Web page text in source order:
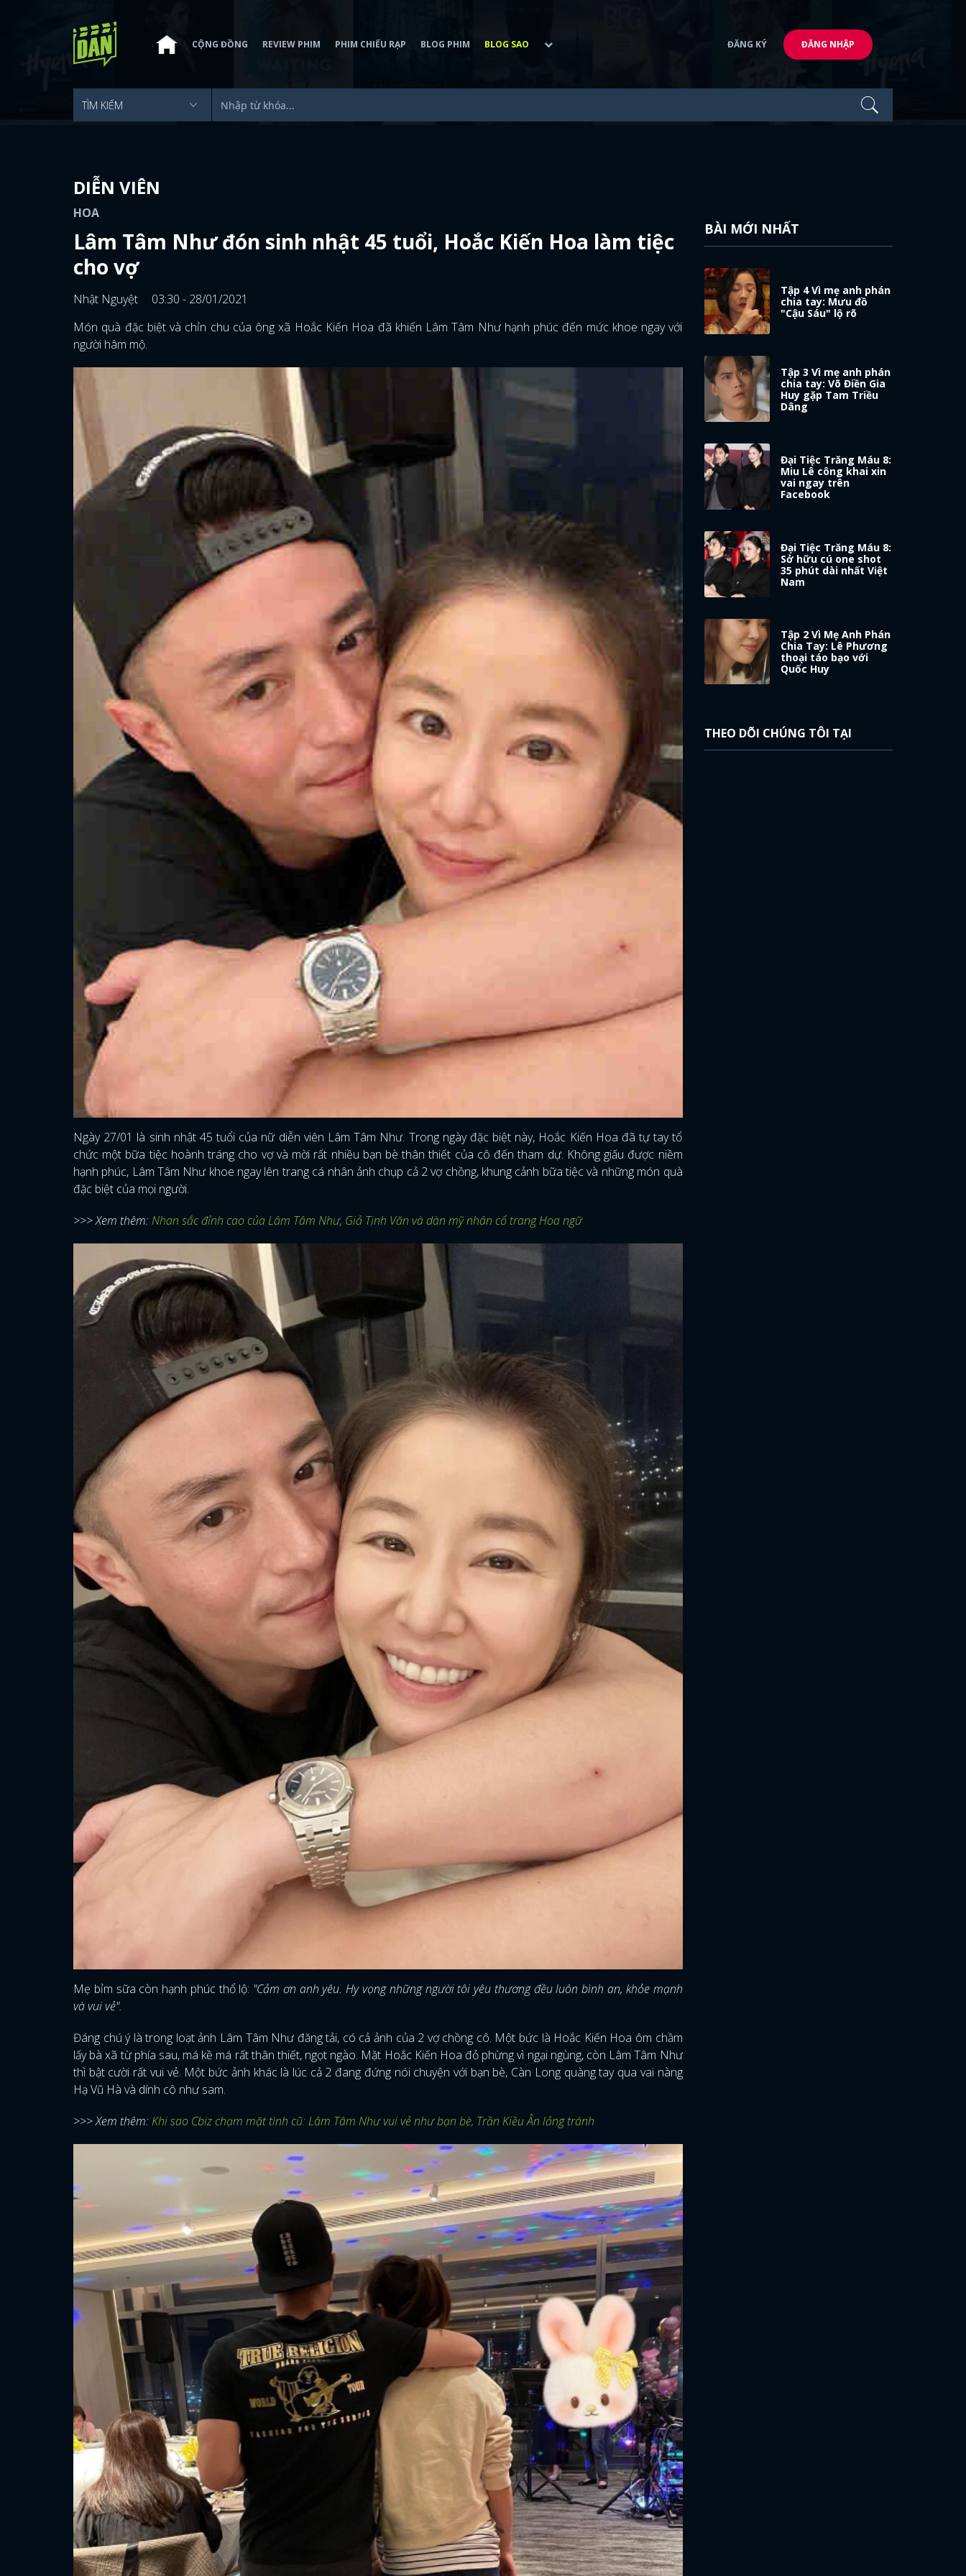
ĐĂNG NHẬP
FACEBOOK GOOGLE
CỘNG ĐỒNG REVIEW PHIM PHIM CHIẾU RẠP BLOG PHIM BLOG SAO ĐĂNG KÝ ĐĂNG NHẬP
DIỄN VIÊN
HOA
Lâm Tâm Như đón sinh nhật 45 tuổi, Hoắc Kiến Hoa làm tiệc
cho vợ
Nhật Nguyệt
03:30 - 28/01/2021
Món quà đặc biệt và chỉn chu của ông xã Hoắc Kiến Hoa đã khiến Lâm Tâm Như hạnh phúc đến mức khoe ngay với
người hâm mộ.
Ngày 27/01 là sinh nhật 45 tuổi của nữ diễn viên Lâm Tâm Như. Trong ngày đặc biệt này, Hoắc Kiến Hoa đã tự tay tổ
chức một bữa tiệc hoành tráng cho vợ và mời rất nhiều bạn bè thân thiết của cô đến tham dự. Không giấu được niềm
hạnh phúc, Lâm Tâm Như khoe ngay lên trang cá nhân ảnh chụp cả 2 vợ chồng, khung cảnh bữa tiệc và những món quà
đặc biệt của mọi người.
>>> Xem thêm:Nhan sắc đỉnh cao của Lâm Tâm Như, Giả Tịnh Văn và dàn mỹ nhân cổ trang Hoa ngữ
Mẹ bỉm sữa còn hạnh phúc thổ lộ: "Cảm ơn anh yêu. Hy vọng những người tôi yêu thương đều luôn bình an, khỏe mạnh
và vui vẻ".
Đáng chú ý là trong loạt ảnh Lâm Tâm Như đăng tải, có cả ảnh của 2 vợ chồng cô. Một bức là Hoắc Kiến Hoa ôm chầm
lấy bà xã từ phía sau, má kề má rất thân thiết, ngọt ngào. Mặt Hoắc Kiến Hoa đỏ phừng vì ngại ngùng, còn Lâm Tâm Như
thì bật cười rất vui vẻ. Một bức ảnh khác là lúc cả 2 đang đứng nói chuyện với bạn bè, Càn Long quàng tay qua vai nàng
Hạ Vũ Hà và dính cô như sam.
>>> Xem thêm:Khi sao Cbiz chạm mặt tình cũ: Lâm Tâm Như vui vẻ như bạn bè, Trần Kiều Ân lảng tránh
BÀI MỚI NHẤT
Tập 4 Vì mẹ anh phán
chia tay: Mưu đồ
"Cậu Sáu" lộ rõ
Tập 3 Vì mẹ anh phán
chia tay: Võ Điền Gia
Huy gặp Tam Triều
Dâng
Đại Tiệc Trăng Máu 8:
Miu Lê công khai xin
vai ngay trên
Facebook
Đại Tiệc Trăng Máu 8:
Sở hữu cú one shot
35 phút dài nhất Việt
Nam
Tập 2 Vì Mẹ Anh Phán
Chia Tay: Lê Phương
thoại táo bạo với
Quốc Huy
THEO DÕI CHÚNG TÔI TẠI